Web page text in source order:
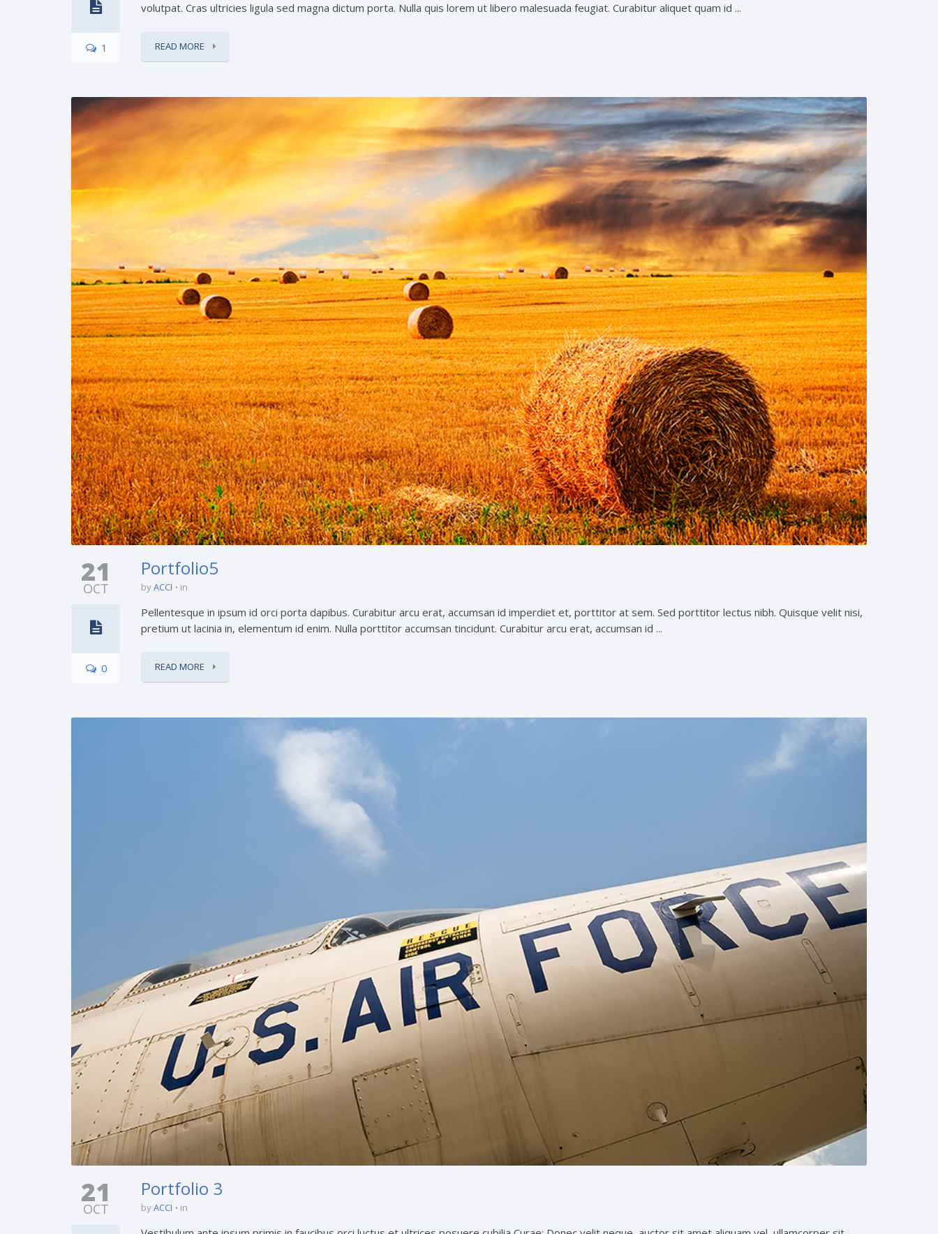
1
volutpat. Cras ultricies ligula sed magna dictum porta. Nulla quis lorem ut libero malesuada feugiat. Curabitur aliquet quam id ...
READ MORE
21
OCT
0
Portfolio5
byACCI in
Pellentesque in ipsum id orci porta dapibus. Curabitur arcu erat, accumsan id imperdiet et, porttitor at sem. Sed porttitor lectus nibh. Quisque velit nisi,
pretium ut lacinia in, elementum id enim. Nulla porttitor accumsan tincidunt. Curabitur arcu erat, accumsan id ...
READ MORE
21
OCT
Portfolio 3
byACCI in